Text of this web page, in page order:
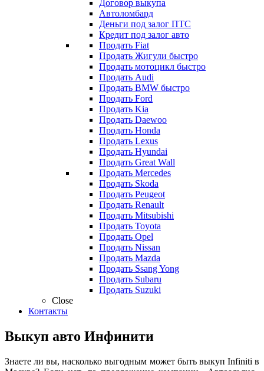
Договор выкупа
Автоломбард
Деньги под залог ПТС
Кредит под залог авто
Продать Fiat
Продать Жигули быстро
Продать мотоцикл быстро
Продать Audi
Продать BMW быстро
Продать Ford
Продать Kia
Продать Daewoo
Продать Honda
Продать Lexus
Продать Hyundai
Продать Great Wall
Продать Mercedes
Продать Skoda
Продать Peugeot
Продать Renault
Продать Mitsubishi
Продать Toyota
Продать Opel
Продать Nissan
Продать Mazda
Продать Ssang Yong
Продать Subaru
Продать Suzuki
Close
Контакты
Выкуп авто Инфинити
Знаете ли вы, насколько выгодным может быть выкуп Infiniti в